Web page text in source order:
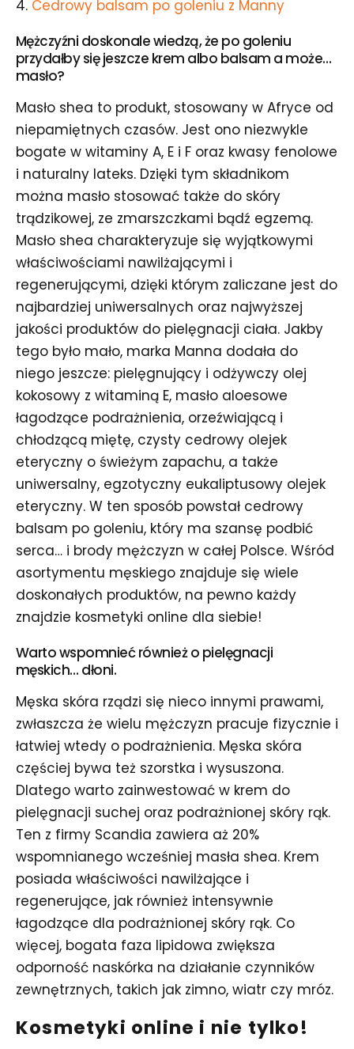
4. Cedrowy balsam po goleniu z Manny
Mężczyźni doskonale wiedzą, że po goleniu
przydałby się jeszcze krem albo balsam a może…
masło?
Masło shea to produkt, stosowany w Afryce od
niepamiętnych czasów. Jest ono niezwykle
bogate w witaminy A, E i F oraz kwasy fenolowe
i naturalny lateks. Dzięki tym składnikom
można masło stosować także do skóry
trądzikowej, ze zmarszczkami bądź egzemą.
Masło shea charakteryzuje się wyjątkowymi
właściwościami nawilżającymi i
regenerującymi, dzięki którym zaliczane jest do
najbardziej uniwersalnych oraz najwyższej
jakości produktów do pielęgnacji ciała. Jakby
tego było mało, marka Manna dodała do
niego jeszcze: pielęgnujący i odżywczy olej
kokosowy z witaminą E, masło aloesowe
łagodzące podrażnienia, orzeźwiającą i
chłodzącą miętę, czysty cedrowy olejek
eteryczny o świeżym zapachu, a także
uniwersalny, egzotyczny eukaliptusowy olejek
eteryczny. W ten sposób powstał cedrowy
balsam po goleniu, który ma szansę podbić
serca… i brody mężczyzn w całej Polsce. Wśród
asortymentu męskiego znajduje się wiele
doskonałych produktów, na pewno każdy
znajdzie kosmetyki online dla siebie!
Warto wspomnieć również o pielęgnacji
męskich… dłoni.
Męska skóra rządzi się nieco innymi prawami,
zwłaszcza że wielu mężczyzn pracuje fizycznie i
łatwiej wtedy o podrażnienia. Męska skóra
częściej bywa też szorstka i wysuszona.
Dlatego warto zainwestować w krem do
pielęgnacji suchej oraz podrażnionej skóry rąk.
Ten z firmy Scandia zawiera aż 20%
wspomnianego wcześniej masła shea. Krem
posiada właściwości nawilżające i
regenerujące, jak również intensywnie
łagodzące dla podrażnionej skóry rąk. Co
więcej, bogata faza lipidowa zwiększa
odporność naskórka na działanie czynników
zewnętrznych, takich jak zimno, wiatr czy mróz.
Kosmetyki online i nie tylko!